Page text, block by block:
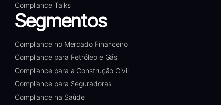
Compliance Talks
Segmentos
Compliance no Mercado Financeiro
Compliance para Petróleo e Gás
Compliance para a Construção Civil
Compliance para Seguradoras
Compliance na Saúde